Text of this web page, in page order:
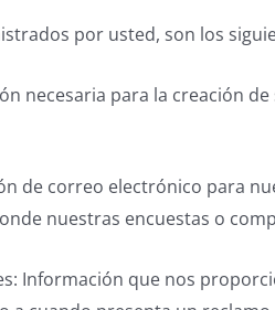
por usted, son los
necesaria para la creación
de correo electrónico para
nuestras encuestas o
Información que nos